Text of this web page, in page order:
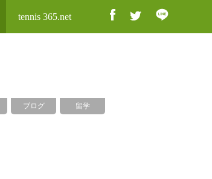
tennis 365.net
ブログ 留学